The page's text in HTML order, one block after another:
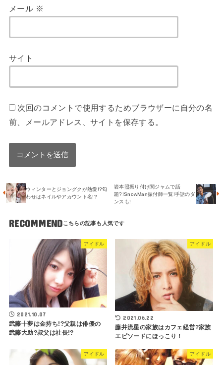
メール ※
サイト
次回のコメントで使用するためブラウザーに自分の名
前、メールアドレス、サイトを保存する。
ウィンターとジョングクが熱愛!?匂
わせはネイルやアカウント名!?
岩本照振り付け関ジャムで話
題?!SnowMan振付師一覧!手話のダ
ンスも!
RECOMMEND
アイドル
2021.10.07
武藤十夢は金持ち!?父親は俳優の
武藤大助?叔父は社長!?
アイドル
2021.06.22
藤井流星の家族はカフェ経営?家族
エピソードにほっこり！
アイドル アイドル